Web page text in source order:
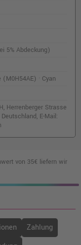
5% Abdeckung)
· Cyan
Herrenberger Strasse
E-Mail:
von 35€ liefern wir
Zahlung